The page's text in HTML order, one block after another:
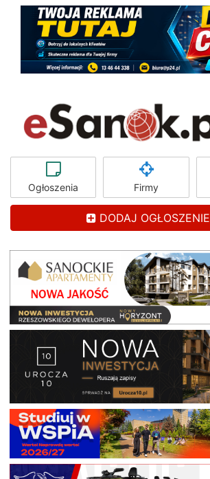
Ogłoszenia Firmy
DODAJ OGŁOSZENIE